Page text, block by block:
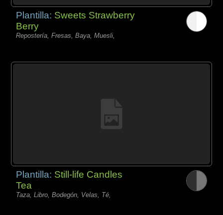
Plantilla: Sweets Strawberry
Berry
Repostería, Fresas, Baya, Muesli,
Plantilla: Still-life Candles
Tea
Taza, Libro, Bodegón, Velas, Té,